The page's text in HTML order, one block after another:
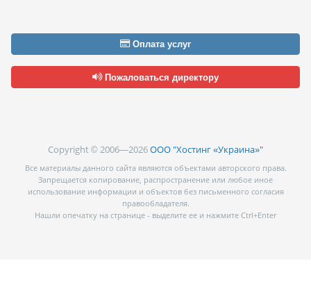
Оплата услуг
Пожаловаться директору
Copyright © 2006—2026ООО "Хостинг «Украина»"
Все материалы данного сайта являются объектами авторского права.
Запрещается копирование, распространение или любое иное
использование информации и объектов без письменного согласия
правообладателя.
Нашли опечатку на странице - выделите ее и нажмите Ctrl+Enter